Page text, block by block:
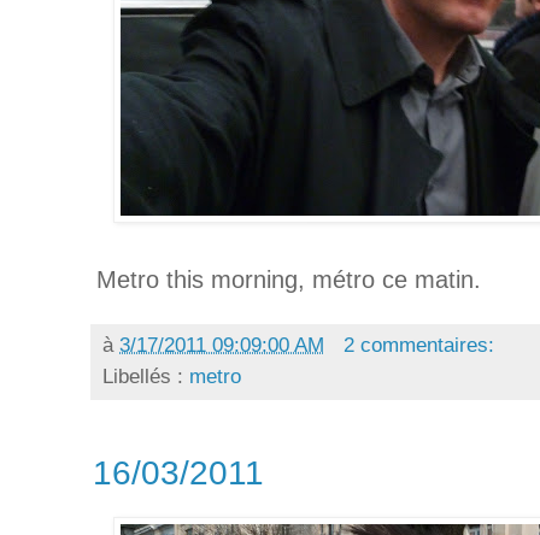
Metro this morning, métro ce matin.
à 3/17/2011 09:09:00 AM
2 commentaires:
Libellés : metro
16/03/2011